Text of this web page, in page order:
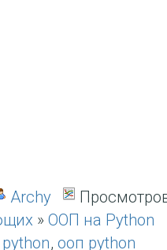
Archy
» ООП на Python
, ооп python